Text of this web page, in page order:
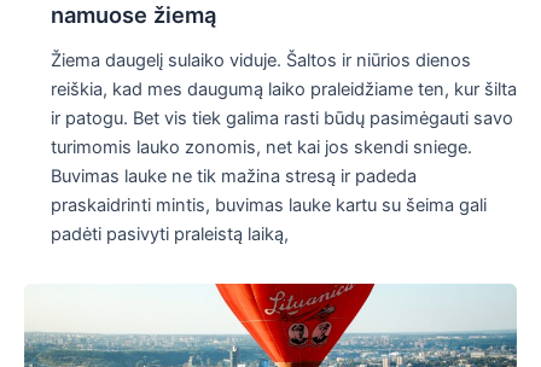
namuose žiemą
Žiema daugelį sulaiko viduje. Šaltos ir niūrios dienos
reiškia, kad mes daugumą laiko praleidžiame ten, kur šilta
ir patogu. Bet vis tiek galima rasti būdų pasimėgauti savo
turimomis lauko zonomis, net kai jos skendi sniege.
Buvimas lauke ne tik mažina stresą ir padeda
praskaidrinti mintis, buvimas lauke kartu su šeima gali
padėti pasivyti praleistą laiką,